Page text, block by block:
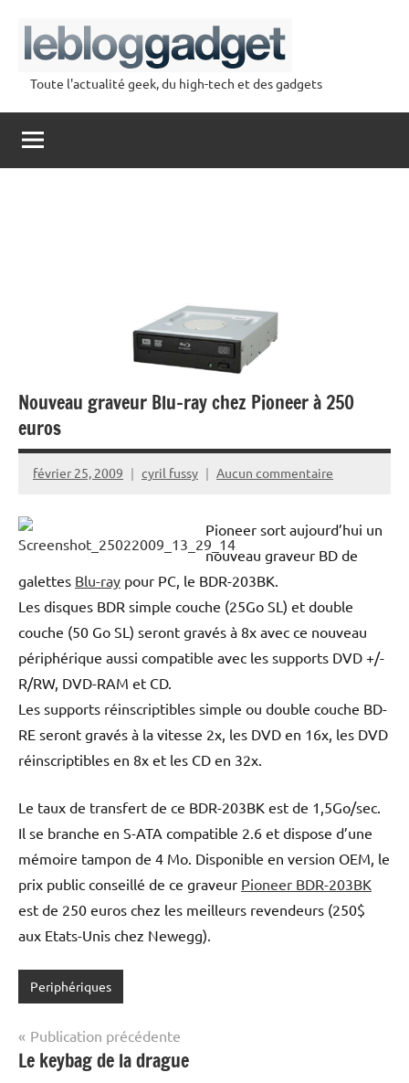
contenu
lebloggadget
Toute l'actualité geek, du high-tech et des gadgets
Nouveau graveur Blu-ray chez Pioneer à 250
euros
février 25, 2009 cyril fussy Aucun commentaire
Pioneer sort aujourd’hui un
nouveau graveur BD de
galettes Blu-ray pour PC, le BDR-203BK.
Les disques BDR simple couche (25Go SL) et double
couche (50 Go SL) seront gravés à 8x avec ce nouveau
périphérique aussi compatible avec les supports DVD +/-
R/RW, DVD-RAM et CD.
Les supports réinscriptibles simple ou double couche BD-
RE seront gravés à la vitesse 2x, les DVD en 16x, les DVD
réinscriptibles en 8x et les CD en 32x.
Le taux de transfert de ce BDR-203BK est de 1,5Go/sec.
Il se branche en S-ATA compatible 2.6 et dispose d’une
mémoire tampon de 4 Mo. Disponible en version OEM, le
prix public conseillé de ce graveur Pioneer BDR-203BK
est de 250 euros chez les meilleurs revendeurs (250$
aux Etats-Unis chez Newegg).
Periphériques
Navigation
de
Publication précédente
Le keybag de la drague